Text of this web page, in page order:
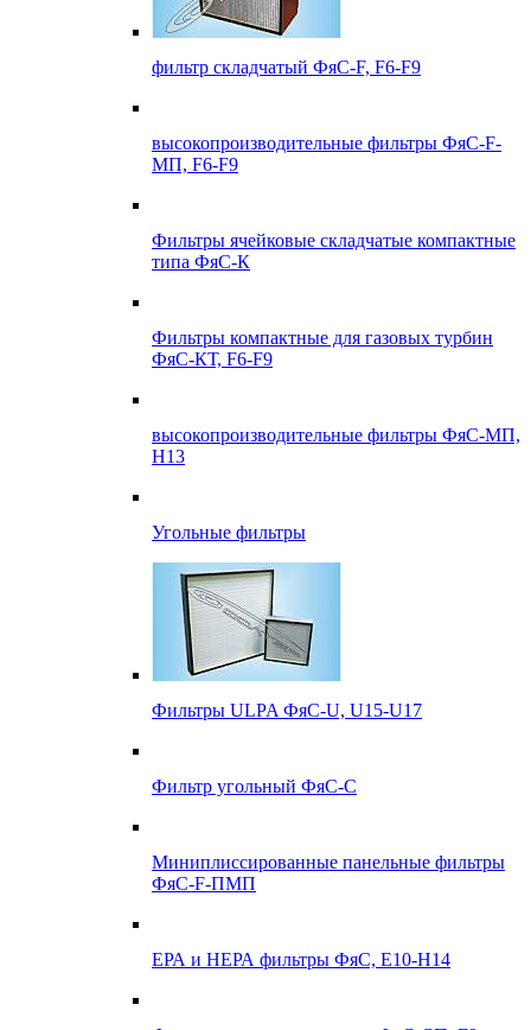
фильтр складчатый ФяС-F, F6-F9
высокопроизводительные фильтры ФяС-F-
МП, F6-F9
Фильтры ячейковые складчатые компактные
типа ФяС-К
Фильтры компактные для газовых турбин
ФяС-КТ, F6-F9
высокопроизводительные фильтры ФяС-МП,
Н13
Угольные фильтры
Фильтры ULPA ФяС-U, U15-U17
Фильтр угольный ФяС-С
Миниплиссированные панельные фильтры
ФяС-F-ПМП
ЕРА и НЕРА фильтры ФяС, E10-H14